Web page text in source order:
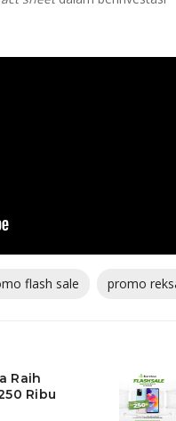
flash sale promo
Raih
Ribu